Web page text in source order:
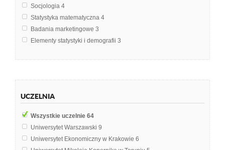
Socjologia 4
Statystyka matematyczna 4
Badania marketingowe 3
Elementy statystyki i demografii 3
Teoria organizacji i zarządzania
UCZELNIA
Wszystkie uczelnie 64
Uniwersytet Warszawski 9
Uniwersytet Ekonomiczny w Krakowie 6